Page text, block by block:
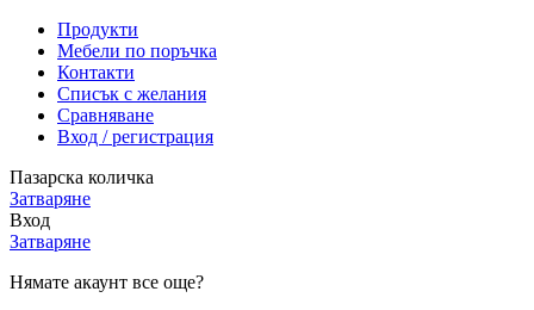
Продукти
Мебели по поръчка
Контакти
Списък с желания
Сравняване
Вход / регистрация
Пазарска количка
Затваряне
Вход
Затваряне
Нямате акаунт все още?